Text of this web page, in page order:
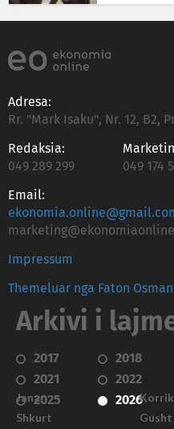
Adresa:
Rr. "Mark Isaku", Nr. 12, B2,
Redaksia:
049 289 299
049 174
Email:
Impressum
Themeluar nga Faton
Arkivi i
2017 2018
2021
2022
2025
2026
Janar
Shkurt
Korrik
Gusht